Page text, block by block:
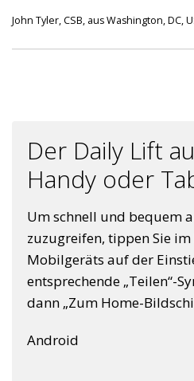
John Tyler, CSB, aus Washington, DC,
Der Daily Lift
Handy oder
Um schnell und bequem
zuzugreifen, tippen Sie im
Mobilgeräts auf der
entsprechende „Teilen“-
dann „Zum Home-
Android